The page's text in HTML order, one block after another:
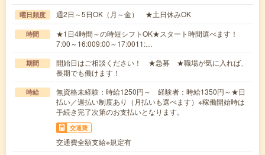
曜日頻度 週2日～5日OK（月～金） ★土日休みOK
時間
★1日4時間～の時短シフトOK★スタート時間選べます！
7:00～16:009:00～17:0011:…
期間
開始日はご相談ください！ ★急募 ★職場が気に入れば、
長期でも働けます！
時給
無資格未経験：時給1250円～ 経験者：時給1350円～★日
払い／週払い制度あり（月払いも選べます）※稼働開始時は
手続き完了次第のお支払いとなります。
交通費
交通費全額支給※規定有